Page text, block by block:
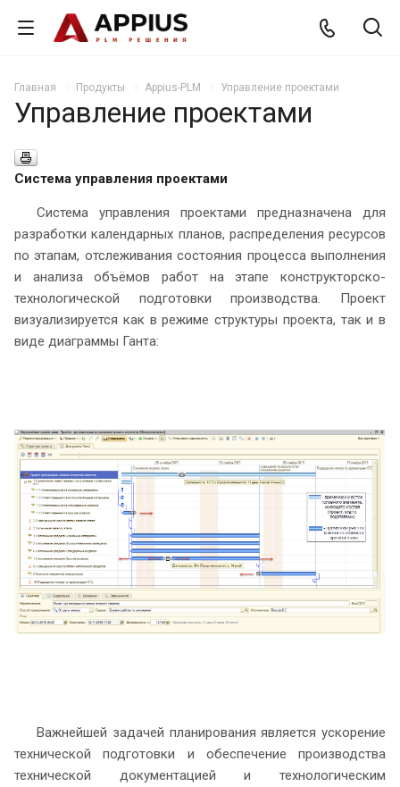
Главная Продукты Appius-PLM Управление проектами
Управление проектами
Система управления проектами
Система управления проектами предназначена для
разработки календарных планов, распределения ресурсов
по этапам, отслеживания состояния процесса выполнения
и анализа объёмов работ на этапе конструкторско-
технологической подготовки производства. Проект
визуализируется как в режиме структуры проекта, так и в
виде диаграммы Ганта:
Важнейшей задачей планирования является ускорение
технической подготовки и обеспечение производства
технической документацией и технологическим